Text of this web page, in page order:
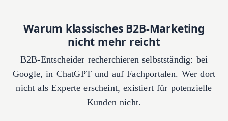
Warum klassisches B2B-Marketing
nicht mehr reicht
B2B-Entscheider recherchieren selbstständig: bei
Google, in ChatGPT und auf Fachportalen. Wer dort
nicht als Experte erscheint, existiert für potenzielle
Kunden nicht.